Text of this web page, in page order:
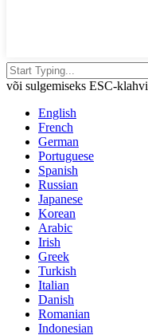
või sulgemiseks ESC-klahvi
English
French
German
Portuguese
Spanish
Russian
Japanese
Korean
Arabic
Irish
Greek
Turkish
Italian
Danish
Romanian
Indonesian